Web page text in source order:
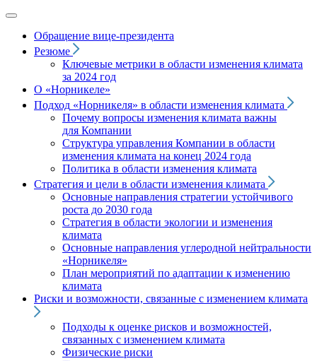
Обращение вице‑президента
Резюме
Ключевые метрики в области изменения климата
за 2024 год
О «Норникеле»
Подход «Норникеля» в области изменения климата
Почему вопросы изменения климата важны
для Компании
Структура управления Компании в области
изменения климата на конец 2024 года
Политика в области изменения климата
Стратегия и цели в области изменения климата
Основные направления стратегии устойчивого
роста до 2030 года
Стратегия в области экологии и изменения
климата
Основные направления углеродной нейтральности
«Норникеля»
План мероприятий по адаптации к изменению
климата
Риски и возможности, связанные с изменением климата
Подходы к оценке рисков и возможностей,
связанных с изменением климата
Физические риски